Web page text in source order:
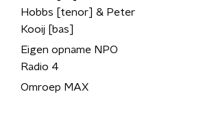
Hobbs [tenor] & Peter
Kooij [bas]
Eigen opname NPO
Radio 4
Omroep MAX